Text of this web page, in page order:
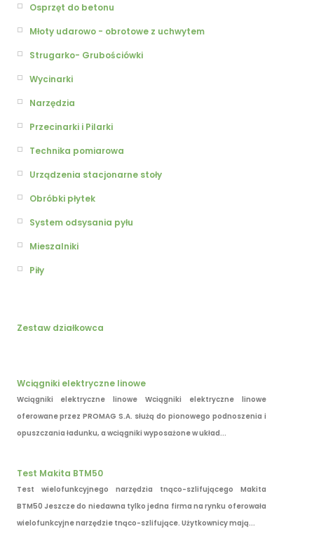
Osprzęt do betonu
Młoty udarowo - obrotowe z uchwytem
Strugarko- Grubościówki
Wycinarki
Narzędzia
Przecinarki i Pilarki
Technika pomiarowa
Urządzenia stacjonarne stoły
Obróbki płytek
System odsysania pyłu
Mieszalniki
Piły
Zestaw działkowca
Wciągniki elektryczne linowe
Wciągniki elektryczne linowe Wciągniki elektryczne linowe
oferowane przez PROMAG S.A. służą do pionowego podnoszenia i
opuszczania ładunku, a wciągniki wyposażone w układ...
Test Makita BTM50
Test wielofunkcyjnego narzędzia tnąco-szlifującego Makita
BTM50 Jeszcze do niedawna tylko jedna firma na rynku oferowała
wielofunkcyjne narzędzie tnąco-szlifujące. Użytkownicy mają...